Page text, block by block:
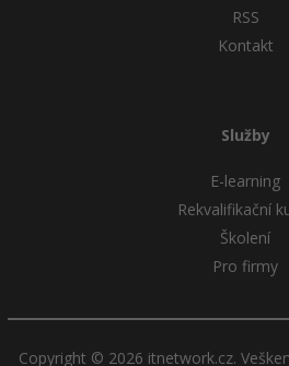
RSS
Kontakt
Služby
E-learning
Rekvalifikační
Školení
Pro firmy
Copyright © 2026 itnetwork.cz.